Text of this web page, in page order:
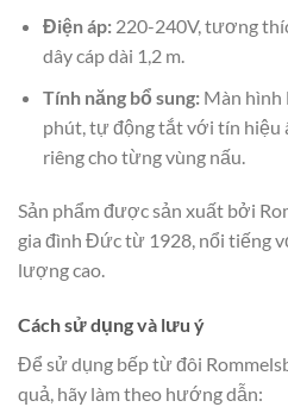
Điện áp:220-240V, tương
dây cáp dài 1,2 m.
Tính năng bổ sung:Màn hình
phút, tự động tắt với tín hiệu
riêng cho từng vùng nấu.
Sản phẩm được sản xuất bởi
gia đình Đức từ 1928, nổi tiếng
lượng cao.
Cách sử dụng và lưu ý
Để sử dụng bếp từ đôi
quả, hãy làm theo hướng dẫn: